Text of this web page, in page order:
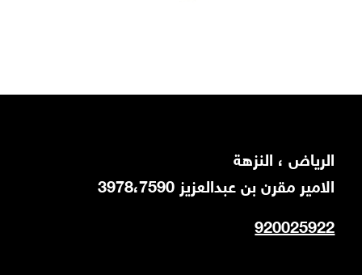
اﻟﺮﻳﺎض ، اﻟﻨﺰﻫﺔ
اﻻﻣﻴﺮ ﻣﻘﺮن ﺑﻦ ﻋﺒﺪاﻟﻌﺰﻳﺰ 3978،7590
920025922